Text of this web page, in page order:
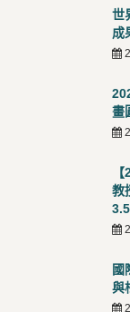
世
成
畫
教
國
與